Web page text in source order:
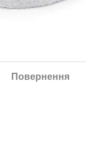
Повернення